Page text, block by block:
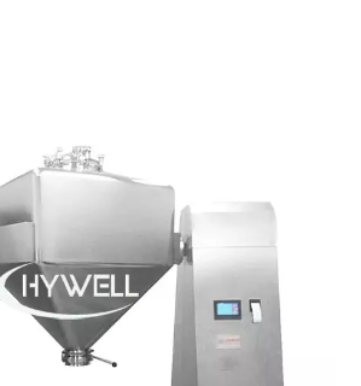
çox məşhur olan məşhur Tumbler
(digər növü EYH seriyalı sallanan
ilə fərqlənir və müxtəlif xüsusi
ya qranul şəklində olan qarışığı və
gücləndirmək üçün
istifadə etmək imkanı ilə
qurğular 300 litrə qədər iş həcmi
və stasionar qurğular 5000 litrdən
üçün nəzərdə tutula bilər. V tipli
bareli qövs formalı birləşmələri